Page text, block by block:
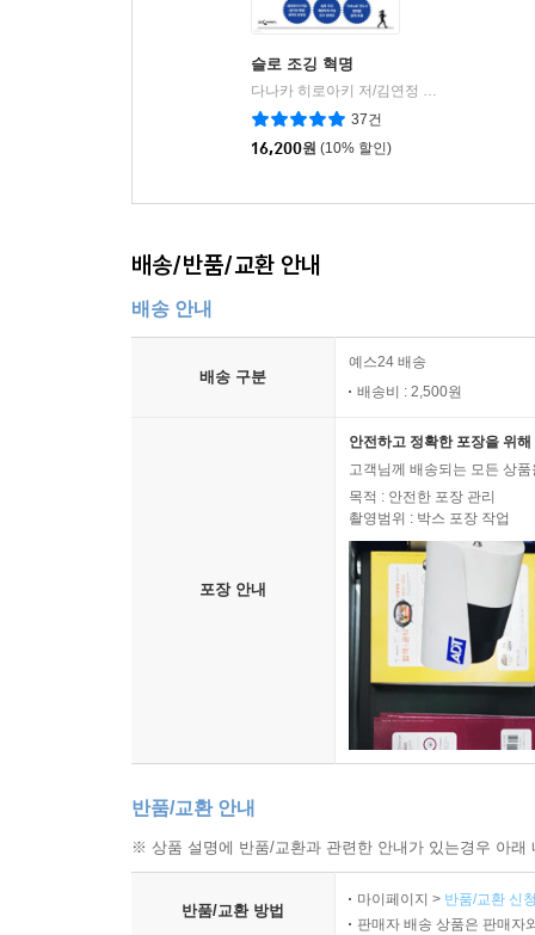
슬로 조깅 혁명
다나카 히로아키 저/김연정 역
37건
16,200원 (10% 할인)
배송/반품/교환 안내
배송 안내
배송 구분
예스24 배송
배송비 : 2,500원
포장 안내
안전하고 정확한 포장을 위
고객님께 배송되는 모든 상
목적 : 안전한 포장 관리
촬영범위 : 박스 포장 작업
반품/교환 안내
※ 상품 설명에 반품/교환과 관련한 안내가 있는경우 아
반품/교환 방법
마이페이지 > 반품/교환 신
판매자 배송 상품은 판매자